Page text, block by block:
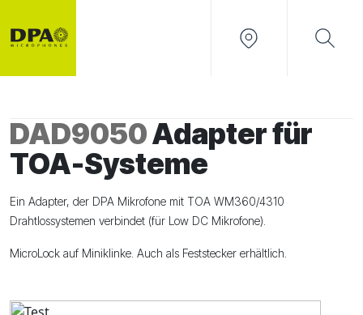
DAD9050Adapter für
TOA-Systeme
Ein Adapter, der DPA Mikrofone mit TOA WM360/4310
Drahtlossystemen verbindet (für Low DC Mikrofone).
MicroLock auf Miniklinke. Auch als Feststecker erhältlich.